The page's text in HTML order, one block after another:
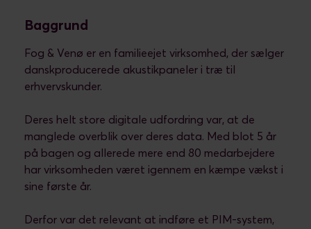
Baggrund
Fog & Venø er en familieejet virksomhed, der sælger
danskproducerede akustikpaneler i træ til
erhvervskunder.
Deres helt store digitale udfordring var, at de
manglede overblik over deres data. Med blot 5 år
på bagen og allerede mere end 80 medarbejdere
har virksomheden været igennem en kæmpe vækst i
sine første år.
Derfor var det relevant at indføre et PIM-system,